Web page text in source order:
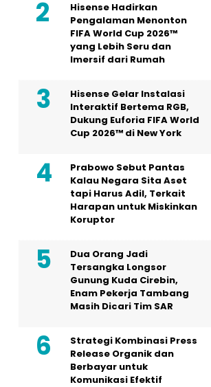
Hisense Hadirkan
Pengalaman Menonton
FIFA World Cup 2026™
yang Lebih Seru dan
Imersif dari Rumah
Hisense Gelar Instalasi
Interaktif Bertema RGB,
Dukung Euforia FIFA World
Cup 2026™ di New York
Prabowo Sebut Pantas
Kalau Negara Sita Aset
tapi Harus Adil, Terkait
Harapan untuk Miskinkan
Koruptor
Dua Orang Jadi
Tersangka Longsor
Gunung Kuda Cirebin,
Enam Pekerja Tambang
Masih Dicari Tim SAR
Strategi Kombinasi Press
Release Organik dan
Berbayar untuk
Komunikasi Efektif